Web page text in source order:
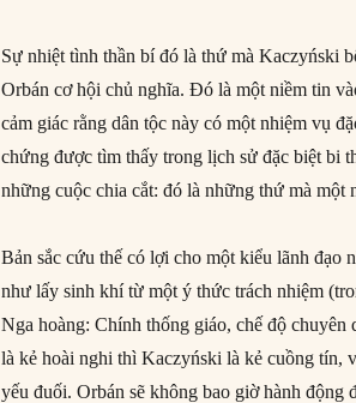
Sự nhiệt tình thần bí đó là thứ mà Kaczyński
Orbán cơ hội chủ nghĩa. Đó là một niềm tin
cảm giác rằng dân tộc này có một nhiệm vụ
chứng được tìm thấy trong lịch sử đặc biệt bi
những cuộc chia cắt: đó là những thứ mà
Bản sắc cứu thế có lợi cho một kiểu lãnh đạo
như lấy sinh khí từ một ý thức trách nhiệm
Nga hoàng: Chính thống giáo, chế độ
là kẻ hoài nghi thì Kaczyński là kẻ cuồng tín,
yếu đuối. Orbán sẽ không bao giờ hành